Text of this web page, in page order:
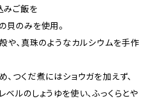
みご飯を
貝のみを使用。
や、真珠のようなカルシウムを手作
つくだ煮にはショウガを加えず、
ルのしょうゆを使い、ふっくらとや